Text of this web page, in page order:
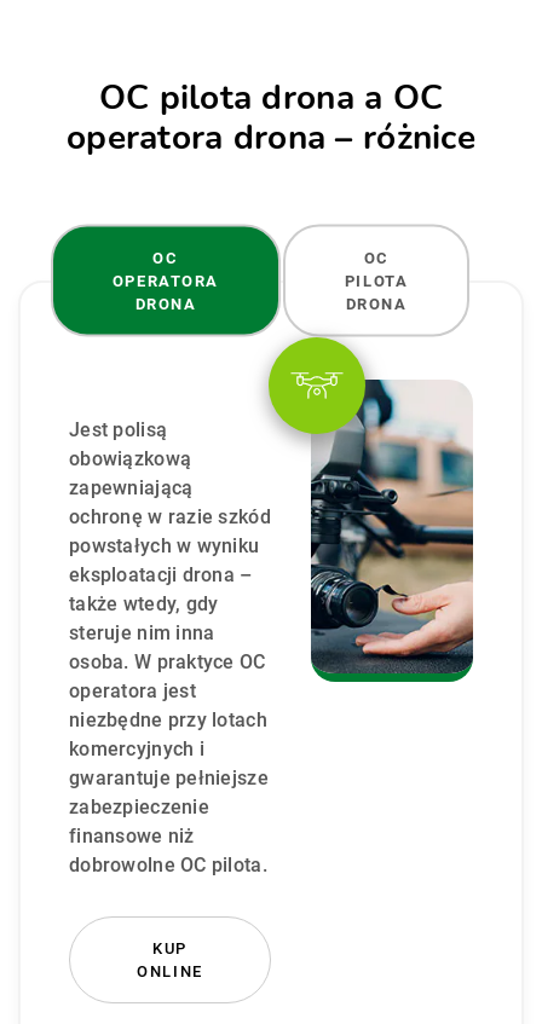
OC pilota drona a OC
operatora drona – różnice
OC
OPERATORA
DRONA
OC
PILOTA
DRONA
Jest polisą
obowiązkową
zapewniającą
ochronę w razie szkód
powstałych w wyniku
eksploatacji drona –
także wtedy, gdy
steruje nim inna
osoba. W praktyce OC
operatora jest
niezbędne przy lotach
komercyjnych i
gwarantuje pełniejsze
zabezpieczenie
finansowe niż
dobrowolne OC pilota.
KUP
ONLINE